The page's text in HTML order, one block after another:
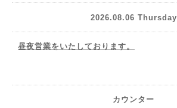
2026.08.06 Thursday
昼夜営業をいたしております。
カウンター